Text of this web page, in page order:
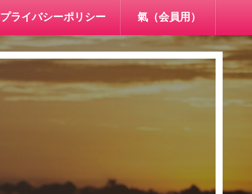
プライバシーポリシー 氣（会員用）